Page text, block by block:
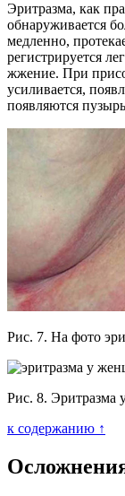
Эритразма, как
обнаруживается
медленно,
регистрируется
жжение. При
усиливается,
появляются
Рис. 7. На фото
Рис. 8. Эритразма
к содержанию ↑